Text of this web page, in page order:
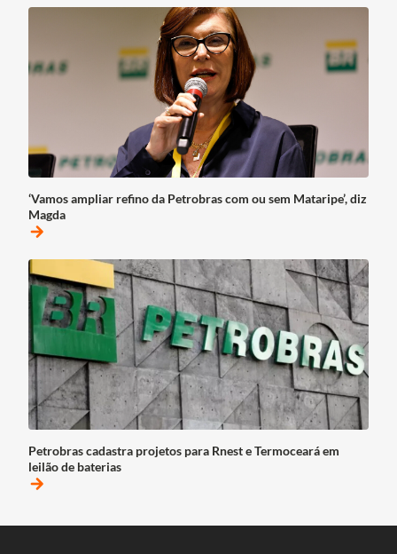
‘Vamos ampliar refino da Petrobras com ou sem Mataripe’, diz
Magda
arrow_forward
Petrobras cadastra projetos para Rnest e Termoceará em
leilão de baterias
arrow_forward